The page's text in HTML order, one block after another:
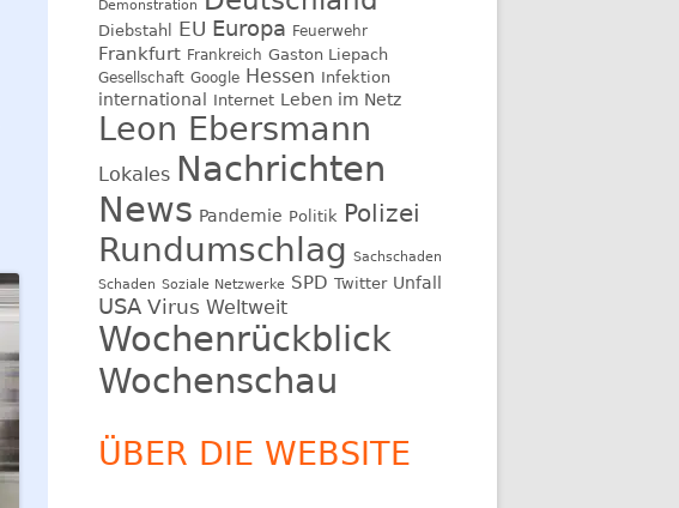
Demonstration
Diebstahl EU Europa Feuerwehr
Frankfurt Frankreich Gaston Liepach
Gesellschaft Google Hessen Infektion
international Internet Leben im Netz
Leon Ebersmann
Lokales Nachrichten
News Pandemie Politik Polizei
Rundumschlag Sachschaden
Schaden Soziale Netzwerke SPD Twitter Unfall
USA Virus Weltweit
Wochenrückblick
Wochenschau
ÜBER DIE WEBSITE